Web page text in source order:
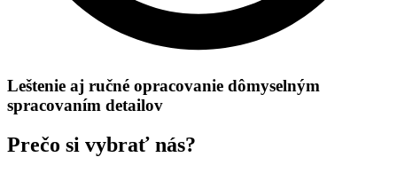
Leštenie aj ručné opracovanie dômyselným
spracovaním detailov
Prečo si vybrať nás?